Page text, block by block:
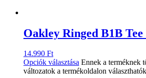
Oakley Ringed B1B
14.990 Ft
Opciók választása Ennek a terméknek
változatok a termékoldalon